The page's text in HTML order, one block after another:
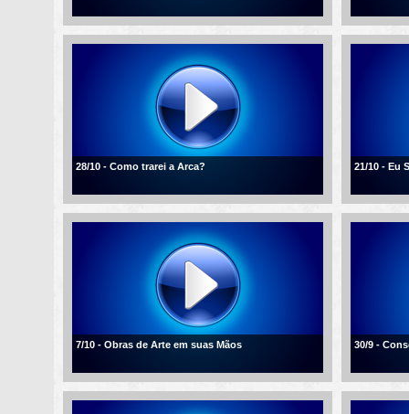
28/10 - Como trarei a Arca? 21/10 - Eu
7/10 - Obras de Arte em suas Mãos 30/9 -